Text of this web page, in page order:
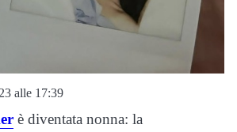
alle 17:39
è diventata nonna: la